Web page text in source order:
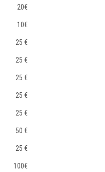
20€
10€
25 €
25 €
25 €
25 €
25 €
50 €
25 €
100€